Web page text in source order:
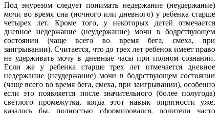
Под энурезом следует понимать недержание (неудержание)
мочи во время сна (ночного или дневного) у ребенка старше
четырех лет. Кроме того, у некоторых детей отмечается
дневное недержание (неудержание) мочи в бодрствующем
состоянии (чаще всего во время бега, смеха, при
заигрывании). Считается, что до трех лет ребенок имеет право
не удерживать мочу в дневные часы при полном сознании.
Если же у ребенка старше трех лет отмечается дневное
недержание (неудержание) мочи в бодрствующем состоянии
(чаще всего во время бега, смеха, при заигрывании), особенно
если это появляется после значительного (более полугода)
светлого промежутка, когда этот навык опрятности уже,
казалось бы, полностью сформировался, родители часто